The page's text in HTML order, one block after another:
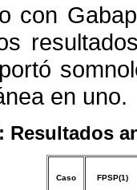
con
en uno.
Resultados
Caso FPSP(1)